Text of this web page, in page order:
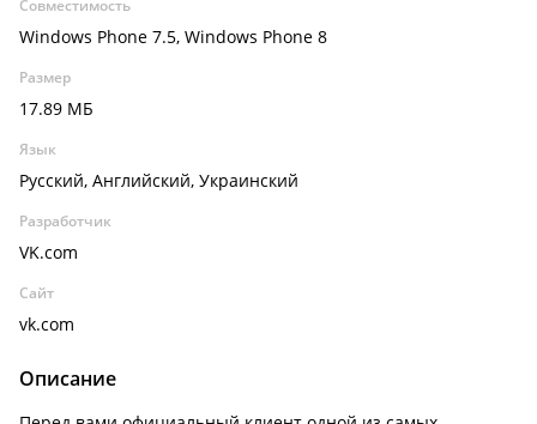
Совместимость
Windows Phone 7.5, Windows Phone 8
Размер
17.89 МБ
Язык
Русский, Английский, Украинский
Разработчик
VK.com
Сайт
vk.com
Описание